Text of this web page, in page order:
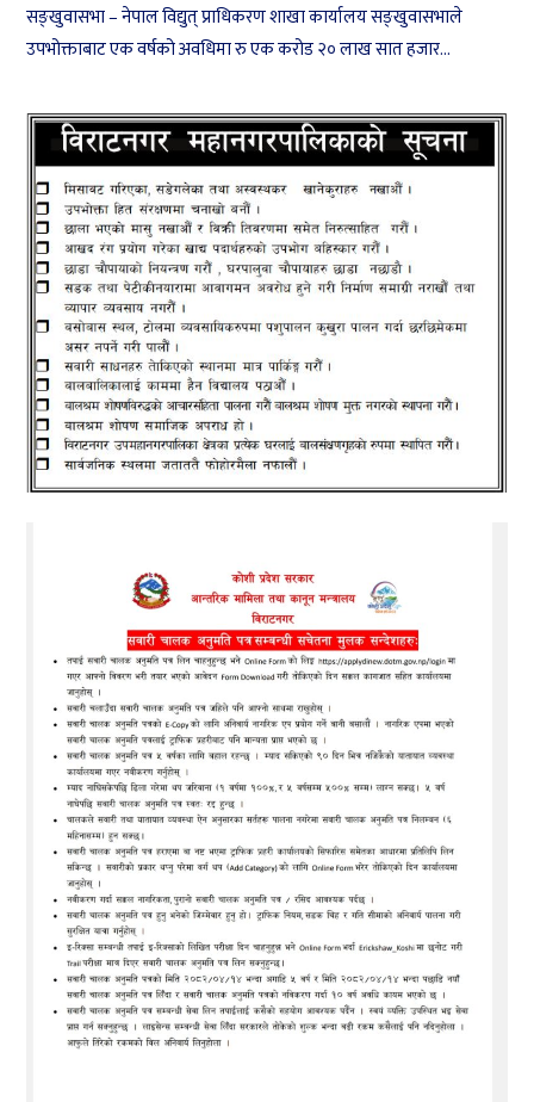
सङ्खुवासभा – नेपाल विद्युत् प्राधिकरण शाखा कार्यालय सङ्खुवासभाले
उपभोक्ताबाट एक वर्षको अवधिमा रु एक करोड २० लाख सात हजार...